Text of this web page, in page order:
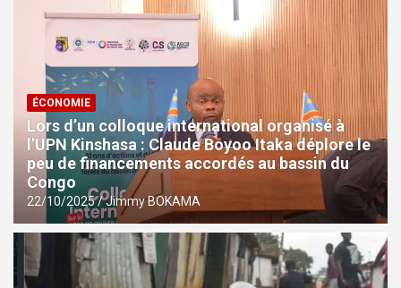
ÉCONOMIE
Lors d’un colloque international organisé à
l’UPN Kinshasa : Claude Boyoo Itaka déplore le
peu de financements accordés au bassin du
Congo
22/10/2025 Jimmy BOKAMA